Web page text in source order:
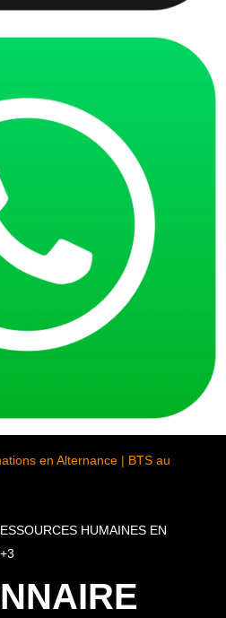
en Alternance | BTS au
HUMAINES EN